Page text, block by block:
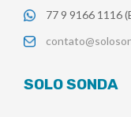
77 9 9166 1116
SOLO SONDA